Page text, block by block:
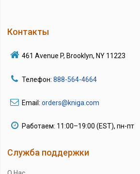
Контакты
461 Avenue P, Brooklyn, NY 11223
Телефон: 888-564-4664
Email: orders@kniga.com
Работаем: 11:00–19:00 (EST), пн-пт
Служба поддержки